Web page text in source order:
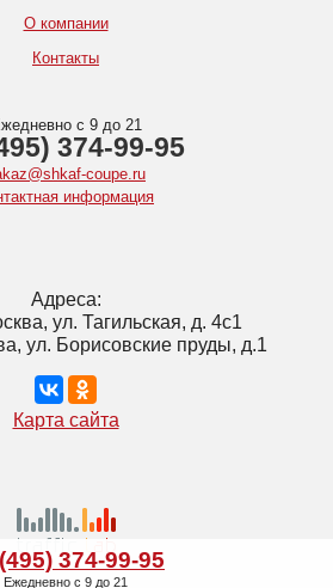
О компании
Контакты
с 9 до 21
374-99-95
coupe.ru
информация
Адреса:
ул. Тагильская, д. 4с1
ул. Борисовские пруды, д.1
Карта сайта
374-99-95
Ежедневно с 9 до 21